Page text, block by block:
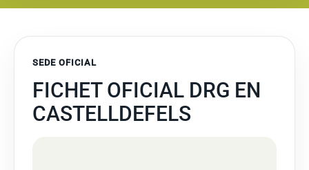
SEDE OFICIAL
FICHET OFICIAL DRG EN
CASTELLDEFELS